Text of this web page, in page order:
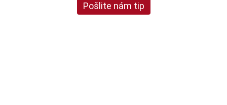
Pošlite nám tip